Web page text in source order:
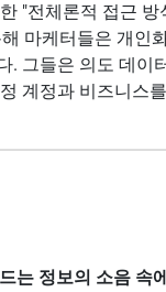
"전체론적 접근
마케터들은 개인
. 그들은 의도 데
계정과 비즈니스
는 정보의 소음 속